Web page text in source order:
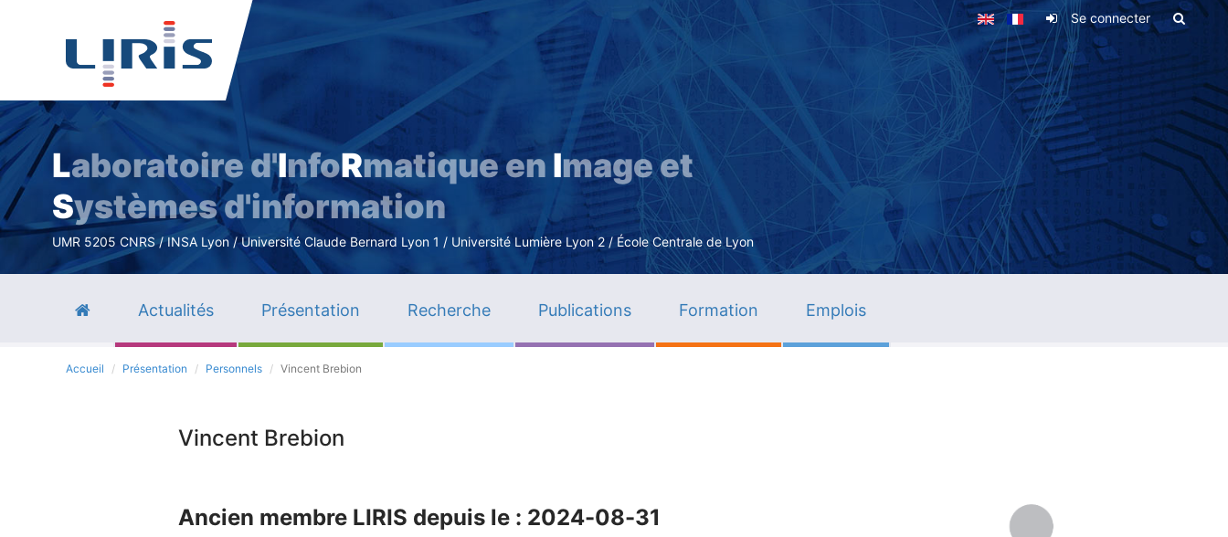
Aller
contenu
principal
Se connecter
Laboratoire d'InfoRmatique en Image et
Systèmes d'information
UMR 5205 CNRS / INSA Lyon / Université Claude Bernard Lyon 1 / Université Lumière Lyon 2 / École Centrale de Lyon
Actualités Présentation Recherche Publications Formation Emplois
Accueil Présentation Personnels Vincent Brebion
Vincent Brebion
Ancien membre LIRIS depuis le : 2024-08-31